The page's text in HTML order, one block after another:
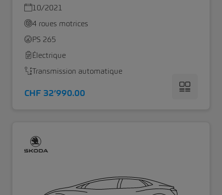
10/2021
4 roues motrices
PS 265
Électrique
Transmission automatique
CHF 32’990.00